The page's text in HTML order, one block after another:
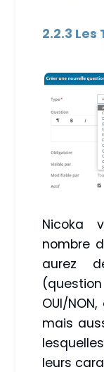
2.2.3
Nicoka
nombre
aurez
OUI/
mais
leurs